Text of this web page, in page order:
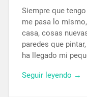
Siempre que
me pasa lo
casa, cosas
paredes que
ha llegado mi
Seguir leyendo →